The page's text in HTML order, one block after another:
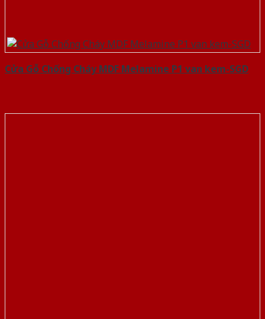
Cửa Gỗ Chống Cháy MDF Melamine P1 van kem-SGD